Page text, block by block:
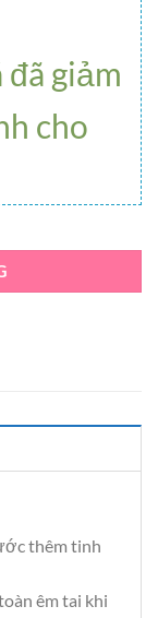
giảm
cho
thêm tinh
êm tai khi